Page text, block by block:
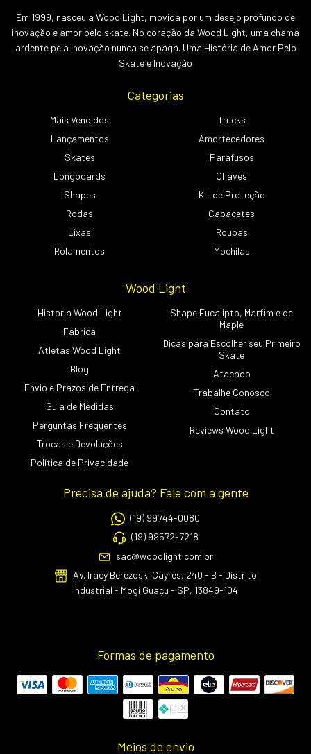
Em 1999, nasceu a Wood Light, movida por um desejo profundo de
inovação e amor pelo skate. No coração da Wood Light, uma chama
ardente pela inovação nunca se apaga. Uma História de Amor Pelo
Skate e Inovação
Categorias
Mais Vendidos
Lançamentos
Skates
Longboards
Shapes
Rodas
Lixas
Rolamentos
Trucks
Amortecedores
Parafusos
Chaves
Kit de Proteção
Capacetes
Roupas
Mochilas
Wood Light
Historia Wood Light
Fábrica
Atletas Wood Light
Blog
Envio e Prazos de Entrega
Guia de Medidas
Perguntas Frequentes
Trocas e Devoluções
Política de Privacidade
Shape Eucalipto, Marfim e de
Maple
Dicas para Escolher seu Primeiro
Skate
Atacado
Trabalhe Conosco
Contato
Reviews Wood Light
Precisa de ajuda? Fale com a gente
(19) 99744-0080
(19) 99572-7218
sac@woodlight.com.br
Av. Iracy Berezoski Cayres, 240 - B - Distrito
Industrial - Mogi Guaçu - SP, 13849-104
Formas de pagamento
Meios de envio